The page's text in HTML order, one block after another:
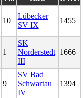
10
Lübecker
SV IX
1455
1
SK
Norderstedt
III
1666
9
SV Bad
Schwartau
IV
1394